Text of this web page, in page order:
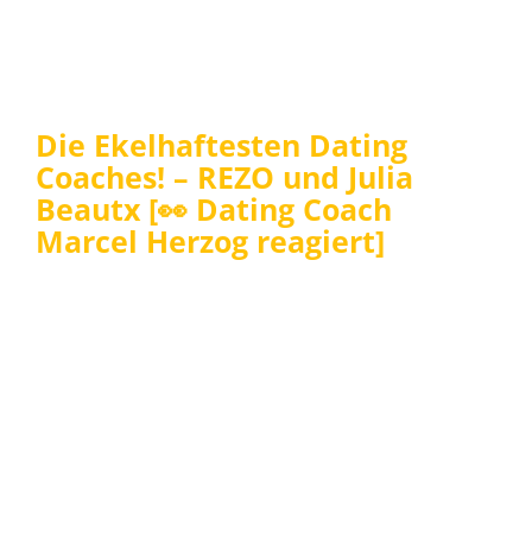
Die Ekelhaftesten Dating
Coaches! – REZO und Julia
Beautx [👀 Dating Coach
Marcel Herzog reagiert]